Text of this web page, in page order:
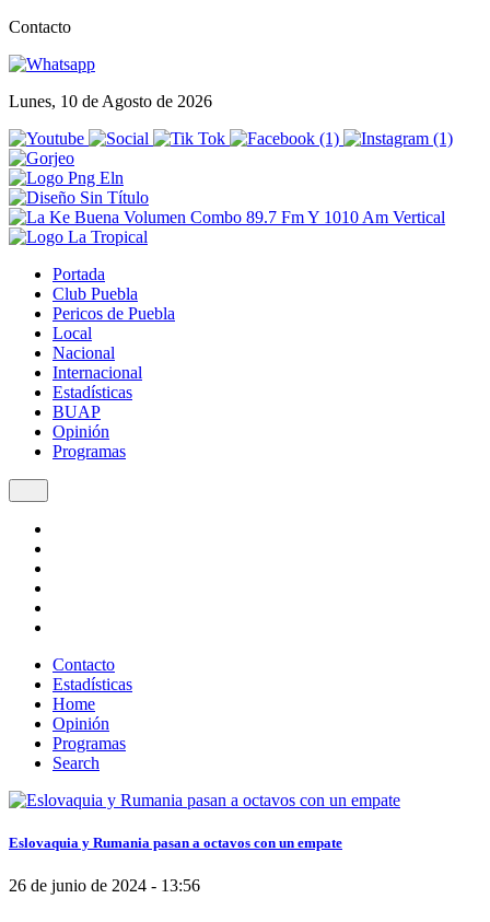
Contacto
Lunes, 10 de Agosto de 2026
Portada
Club Puebla
Pericos de Puebla
Local
Nacional
Internacional
Estadísticas
BUAP
Opinión
Programas
Contacto
Estadísticas
Home
Opinión
Programas
Search
Eslovaquia y Rumania pasan a octavos con un empate
26 de junio de 2024 - 13:56